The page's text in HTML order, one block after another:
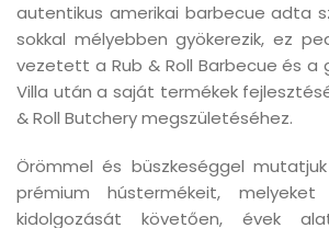
autentikus amerikai barbecue adta
sokkal mélyebben gyökerezik, ez
vezetett a Rub & Roll Barbecue és a
Villa után a saját termékek
& Roll Butchery megszületéséhez.
Örömmel és büszkeséggel
prémium hústermékeit,
kidolgozását követően, évek